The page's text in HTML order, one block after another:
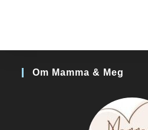
Om Mamma & Meg